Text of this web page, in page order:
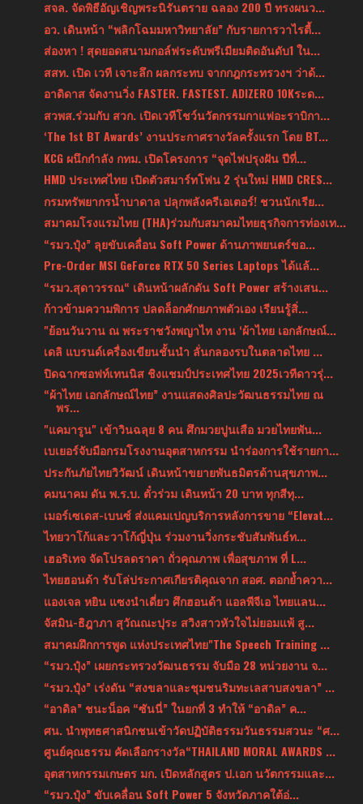
สจล. จัดพิธีอัญเชิญพระนิรันตราย ฉลอง 200 ปี ทรงผนว...
อว. เดินหน้า “พลิกโฉมมหาวิทยาลัย” กับรายการวาไรตี้...
ส่องหา ! สุดยอดสนามกอล์ฟระดับพรีเมียมติดอันดับ1 ใน...
สสท. เปิด เวที เจาะลึก ผลกระทบ จากกฎกระทรวงฯ ว่าด้...
อาดิดาส จัดงานวิ่ง FASTER. FASTEST. ADIZERO 10Kระด...
สวพส.ร่วมกับ สวก. เปิดเวทีโชว์นวัตกรรมกาแฟอะราบิกา...
‘The 1st BT Awards’ งานประกาศรางวัลครั้งแรก โดย BT...
KCG ผนึกกำลัง กทม. เปิดโครงการ “จุดไฟปรุงฝัน ปีที่...
HMD ประเทศไทย เปิดตัวสมาร์ทโฟน 2 รุ่นใหม่ HMD CRES...
กรมทรัพยากรน้ำบาดาล ปลุกพลังครีเอเตอร์! ชวนนักเรีย...
สมาคมโรงแรมไทย (THA)ร่วมกับสมาคมไทยธุรกิจการท่องเท...
“รมว.ปุ๋ง” ลุยขับเคลื่อน Soft Power ด้านภาพยนตร์ขอ...
Pre-Order MSI GeForce RTX 50 Series Laptops ได้แล้...
“รมว.สุดาวรรณ“ เดินหน้าผลักดัน Soft Power สร้างเสน...
ก้าวข้ามความพิการ ปลดล็อกศักยภาพตัวเอง เรียนรู้สิ่...
"ย้อนวันวาน ณ พระราชวังพญาไท งาน ‘ผ้าไทย เอกลักษณ์...
เดลิ แบรนด์เครื่องเขียนชั้นนำ ลั่นกลองรบในตลาดไทย ...
ปิดฉากซอฟท์เทนนิส ชิงแชมป์ประเทศไทย 2025เวทีดาวรุ่...
“ผ้าไทย เอกลักษณ์ไทย” งานแสดงศิลปะวัฒนธรรมไทย ณ
พร...
"แคมารูน" เข้าวินฉลุย 8 คน ศึกมวยปูนเสือ มวยไทยพัน...
เบเยอร์จับมือกรมโรงงานอุตสาหกรรม นำร่องการใช้รายกา...
ประกันภัยไทยวิวัฒน์ เดินหน้าขยายพันธมิตรด้านสุขภาพ...
คมนาคม ดัน พ.ร.บ. ตั๋วร่วม เดินหน้า 20 บาท ทุกสีทุ...
เมอร์เซเดส-เบนซ์ ส่งแคมเปญบริการหลังการขาย “Elevat...
ไทยวาโก้และวาโก้ญี่ปุ่น ร่วมงานวิ่งกระชับสัมพันธ์ท...
เฮอริเทจ จัดโปรลดราคา ถั่วคุณภาพ เพื่อสุขภาพ ที่ L...
ไทยฮอนด้า รับโล่ประกาศเกียรติคุณจาก สอศ. ตอกย้ำควา...
แองเจล หยิน แซงนำเดี่ยว ศึกฮอนด้า แอลพีจีเอ ไทยแลน...
จัสมิน-ธิฎาภา สุวัณณะปุระ สวิงสาวหัวใจไม่ยอมแพ้ สู...
สมาคมฝึกการพูด แห่งประเทศไทย"The Speech Training ...
“รมว.ปุ๋ง” เผยกระทรวงวัฒนธรรม จับมือ 28 หน่วยงาน จ...
“รมว.ปุ๋ง” เร่งดัน “สงขลาและชุมชนริมทะเลสาบสงขลา” ...
“อาดิล” ชนะน็อค “ซันนี่” ในยกที่ 3 ทำให้ “อาดิล” ค...
ศน. นำพุทธศาสนิกชนเข้าวัดปฏิบัติธรรมวันธรรมสวนะ “ศ...
ศูนย์คุณธรรม คัดเลือกรางวัล“THAILAND MORAL AWARDS ...
อุตสาหกรรมเกษตร มก. เปิดหลักสูตร ป.เอก นวัตกรรมและ...
“รมว.ปุ๋ง” ขับเคลื่อน Soft Power 5 จังหวัดภาคใต้อ่...